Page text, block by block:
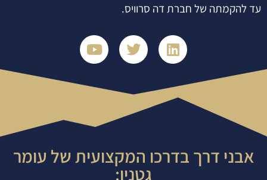
עד להקמתה של חברת דה סרוויס.
אבני דרך בדרכו המקצועית של עומר
גטניו: